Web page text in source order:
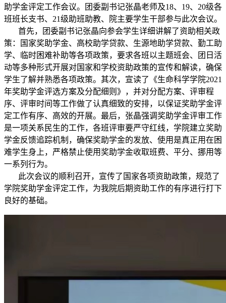
助学金评定工作会议。团委副书记张晶老师及18、19、20级各
班班长支书、21级助班助教、院主要学生干部参与此次会议。
首先，团委副书记张晶向参会学生详细讲解了资助相关政
策：国家奖助学金、高校助学贷款、生源地助学贷款、勤工助
学、临时困难补助等各项政策，要求各班以主题班会、团日活
动等多种形式开展对国家和学校资助政策的宣传和解读，确保
学生了解并熟悉各项政策。其次，宣读了《生命科学学院2021
年奖助学金评选方案及分配细则》，并对分配方案、评审程
序、评审时间等工作做了认真细致的安排，以保证奖助学金评
定工作有序、高效的开展。最后，张晶强调奖助学金评审工作
是一项关系民生的工作，各班评审要严守红线，学院建立奖助
学金反馈追踪机制，确保奖助学金的发放、使用是真正用在困
难学生身上，严格禁止使用奖助学金收取班费、平分、挪用等
一系列行为。
此次会议的顺利召开，宣传了国家各项资助政策，规范了
学院奖助学金评定工作，为我院后期资助工作的有序进行打下
良好的基础。